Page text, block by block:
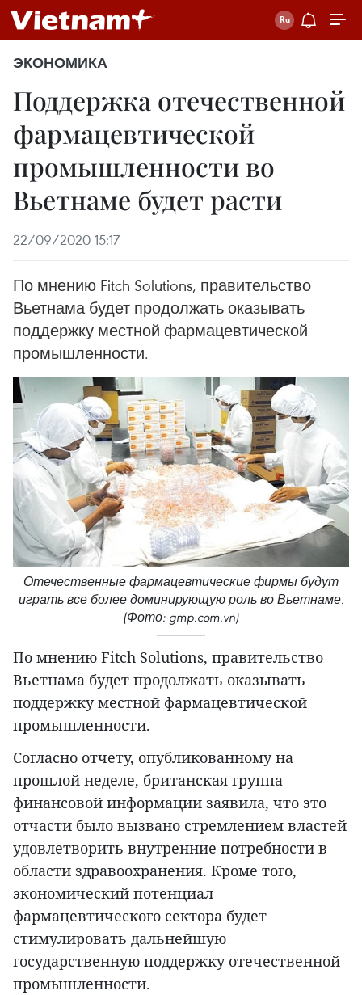
ЭКОНОМИКА
Поддержка отечественной
фармацевтической
промышленности во
Вьетнаме будет расти
22/09/2020 15:17
По мнению Fitch Solutions, правительство
Вьетнама будет продолжать оказывать
поддержку местной фармацевтической
промышленности.
Отечественные фармацевтические фирмы будут
играть все более доминирующую роль во Вьетнаме.
(Фото: gmp.com.vn)
По мнению Fitch Solutions, правительство
Вьетнама будет продолжать оказывать
поддержку местной фармацевтической
промышленности.
Согласно отчету, опубликованному на
прошлой неделе, британская группа
финансовой информации заявила, что это
отчасти было вызвано стремлением властей
удовлетворить внутренние потребности в
области здравоохранения. Кроме того,
экономический потенциал
фармацевтического сектора будет
стимулировать дальнейшую
государственную поддержку отечественной
промышленности.